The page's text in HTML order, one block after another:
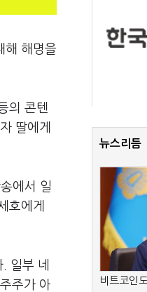
해 해명을
의 콘텐
딸에게
에서 일
호에게
일부 네
주가 아
뉴스리듬
비트코인